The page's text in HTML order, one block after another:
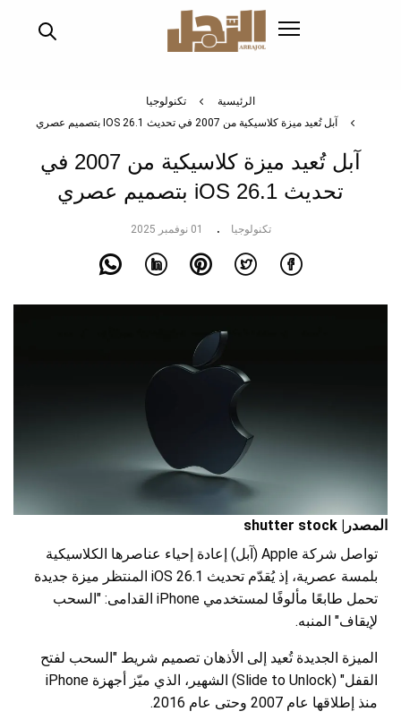
الرئيسية
تكنولوجيا
آبل تُعيد ميزة كلاسيكية من 2007 في تحديث IOS 26.1 بتصميم عصري
آبل تُعيد ميزة كلاسيكية من 2007 في
تحديث iOS 26.1 بتصميم عصري
تكنولوجيا 01 نوفمبر 2025
المصدر| shutter stock
تواصل شركة Apple (آبل) إعادة إحياء عناصرها الكلاسيكية
بلمسة عصرية، إذ يُقدّم تحديث iOS 26.1 المنتظر ميزة جديدة
تحمل طابعًا مألوفًا لمستخدمي iPhone القدامى: "السحب
لإيقاف" المنبه.
الميزة الجديدة تُعيد إلى الأذهان تصميم شريط "السحب لفتح
القفل" (Slide to Unlock) الشهير، الذي ميّز أجهزة iPhone
منذ إطلاقها عام 2007 وحتى عام 2016.